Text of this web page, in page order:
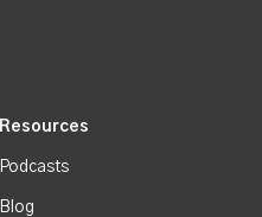
Resources
Podcasts
Blog